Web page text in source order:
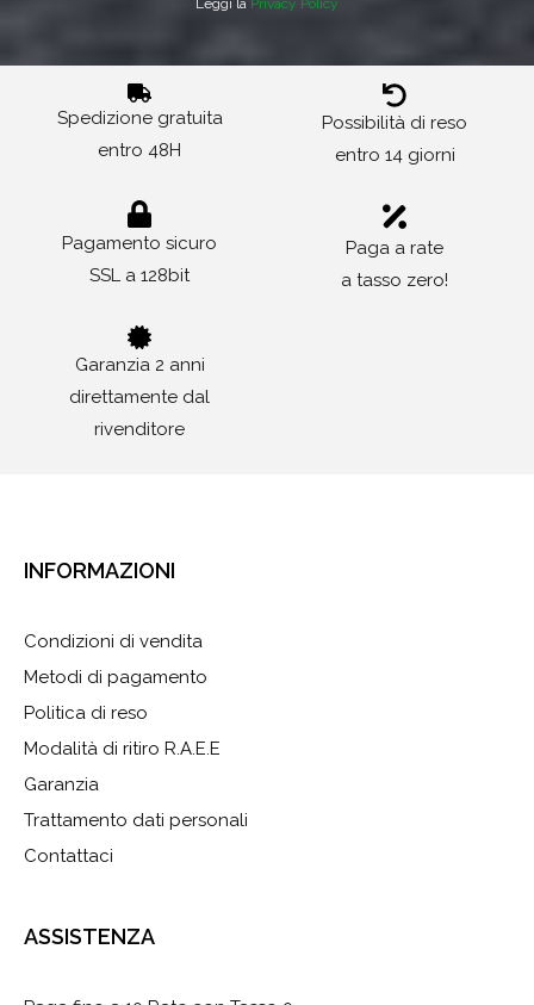
Leggi la Privacy Policy
Spedizione gratuita
entro 48H
Possibilità di reso
entro 14 giorni
Pagamento sicuro
SSL a 128bit
Paga a rate
a tasso zero!
Garanzia 2 anni
direttamente dal
rivenditore
INFORMAZIONI
Condizioni di vendita
Metodi di pagamento
Politica di reso
Modalità di ritiro R.A.E.E
Garanzia
Trattamento dati personali
Contattaci
ASSISTENZA